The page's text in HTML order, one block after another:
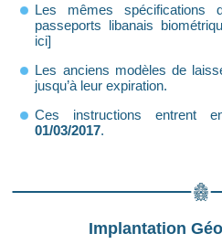
Les mêmes
passeports libanais
ici]
Les anciens modèles de
jusqu’à leur expiration.
Ces instructions entrent
01/03/2017.
Implantation